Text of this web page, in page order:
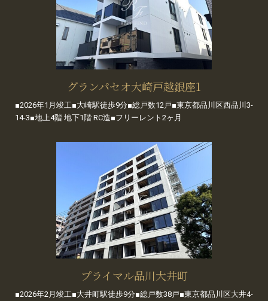
グランパセオ大崎戸越銀座1
■2026年1月竣工■大崎駅徒歩9分■総戸数12戸■東京都品川区西品川3-
14-3■地上4階 地下1階 RC造■フリーレント2ヶ月
プライマル品川大井町
■2026年2月竣工■大井町駅徒歩9分■総戸数38戸■東京都品川区大井4-